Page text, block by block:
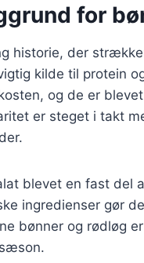
for
historie, der
kilde til protein
og de er
er steget i takt
blevet en fast del
ingredienser gør
bønner og rødløg